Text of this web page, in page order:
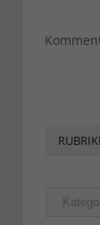
Rubriken